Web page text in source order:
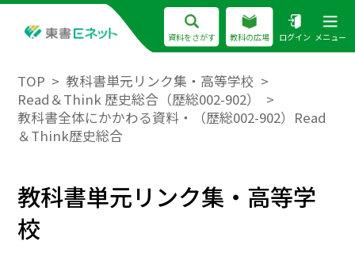
資料をさがす 教科の広場 ログイン メニュー
TOP
教科書単元リンク集・高等学校
Read＆Think 歴史総合（歴総002-902）
教科書全体にかかわる資料・（歴総002-902）Read
＆Think歴史総合
教科書単元リンク集・高等学
校